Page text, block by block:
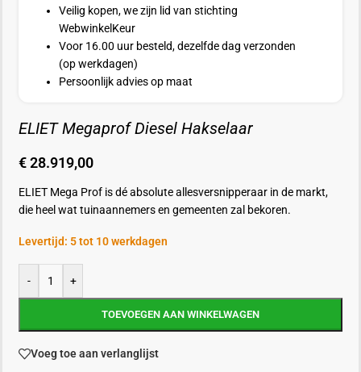
Veilig kopen, we zijn lid van stichting
WebwinkelKeur
Voor 16.00 uur besteld, dezelfde dag verzonden
(op werkdagen)
Persoonlijk advies op maat
ELIET Megaprof Diesel Hakselaar
€28.919,00
ELIET Mega Prof is dé absolute allesversnipperaar in de markt,
die heel wat tuinaannemers en gemeenten zal bekoren.
Levertijd: 5 tot 10 werkdagen
- +
TOEVOEGEN AAN WINKELWAGEN
Voeg toe aan verlanglijst